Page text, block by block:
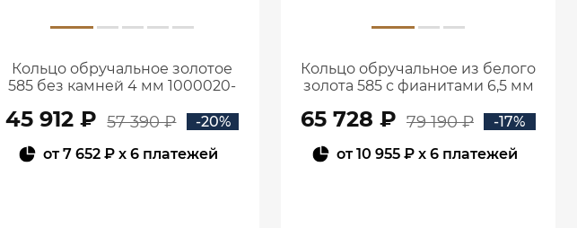
Кольцо обручальное золотое
585 без камней 4 мм 1000020-
45 912 ₽ 57 390 ₽
-20%
от7 652 ₽ x 6 платежей
Кольцо обручальное из белого
золота 585 с фианитами 6,5 мм
65 728 ₽ 79 190 ₽
-17%
от10 955 ₽x 6 платежей